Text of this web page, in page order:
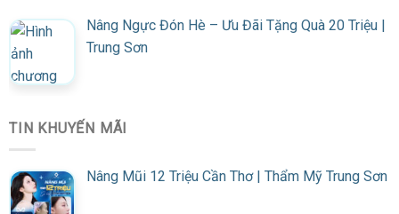
Nâng Ngực Đón Hè – Ưu Đãi Tặng Quà 20 Triệu |
Trung Sơn
TIN KHUYẾN MÃI
Nâng Mũi 12 Triệu Cần Thơ | Thẩm Mỹ Trung Sơn